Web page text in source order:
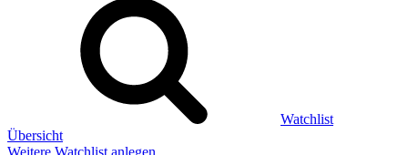
Watchlist
Übersicht
Weitere Watchlist anlegen